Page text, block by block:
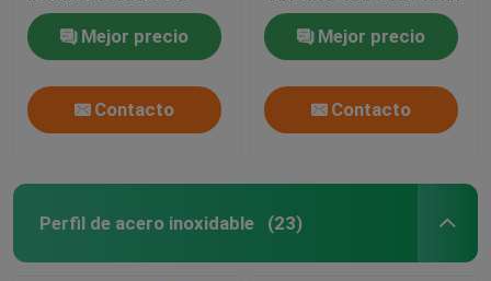
brillante
Mejor precio
Contacto
Mejor precio
Contacto
Perfil de acero inoxidable (23)